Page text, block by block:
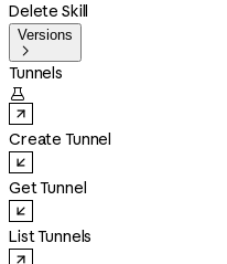
Delete Skill
Versions

Tunnels

Create Tunnel
Get Tunnel
List Tunnels